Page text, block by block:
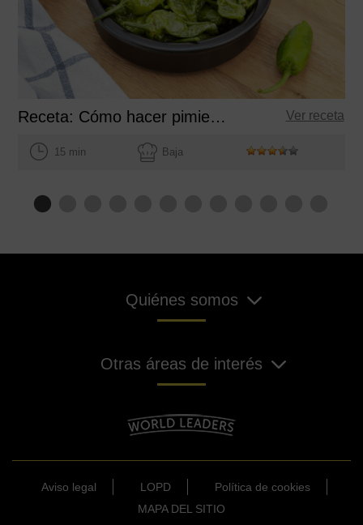
Receta: Cómo hacer pimientos de Padrón Ver receta
15 min Baja
Quiénes somos
Otras áreas de interés
Aviso legal LOPD
Política de cookies
MAPA DEL SITIO